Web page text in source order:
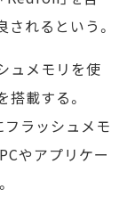
れるという。
ュメモリを使
搭載する。
ラッシュメモ
やアプリケー